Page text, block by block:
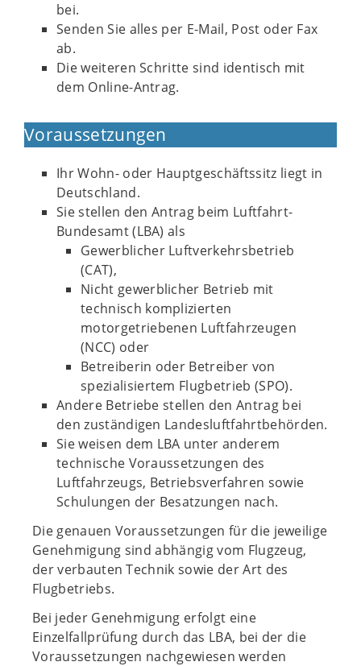
bei.
Senden Sie alles per E-Mail, Post oder Fax
ab.
Die weiteren Schritte sind identisch mit
dem Online-Antrag.
Voraussetzungen
Ihr Wohn- oder Hauptgeschäftssitz liegt in
Deutschland.
Sie stellen den Antrag beim Luftfahrt-
Bundesamt (LBA) als
Gewerblicher Luftverkehrsbetrieb
(CAT),
Nicht gewerblicher Betrieb mit
technisch komplizierten
motorgetriebenen Luftfahrzeugen
(NCC) oder
Betreiberin oder Betreiber von
spezialisiertem Flugbetrieb (SPO).
Andere Betriebe stellen den Antrag bei
den zuständigen Landesluftfahrtbehörden.
Sie weisen dem LBA unter anderem
technische Voraussetzungen des
Luftfahrzeugs, Betriebsverfahren sowie
Schulungen der Besatzungen nach.
Die genauen Voraussetzungen für die jeweilige
Genehmigung sind abhängig vom Flugzeug,
der verbauten Technik sowie der Art des
Flugbetriebs.
Bei jeder Genehmigung erfolgt eine
Einzelfallprüfung durch das LBA, bei der die
Voraussetzungen nachgewiesen werden